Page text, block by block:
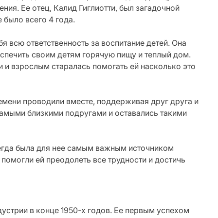
Ее отец, Калид Гиглиотти, был загадочной
всего 4 года.
ответственность за воспитание детей. Она
своим детям горячую пищу и теплый дом.
взрослым старалась помогать ей насколько это
проводили вместе, поддерживая друг друга и
близкими подругами и оставались такими
была для нее самым важным источником
ей преодолеть все трудности и достичь
в конце 1950-х годов. Ее первым успехом